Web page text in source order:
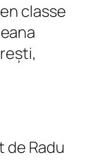
classe
de Radu